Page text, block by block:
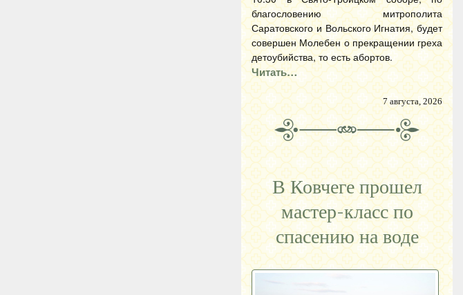
благословению митрополита
Саратовского и Вольского Игнатия, будет
совершен Молебен о прекращении греха
детоубийства, то есть абортов.
Читать…
7 августа, 2026
В Ковчеге прошел
мастер-класс по
спасению на воде